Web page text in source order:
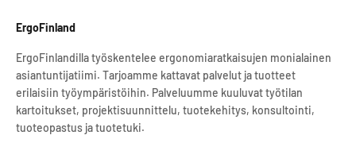
ErgoFinland
ErgoFinlandilla työskentelee ergonomiaratkaisujen monialainen
asiantuntijatiimi. Tarjoamme kattavat palvelut ja tuotteet
erilaisiin työympäristöihin. Palveluumme kuuluvat työtilan
kartoitukset, projektisuunnittelu, tuotekehitys, konsultointi,
tuoteopastus ja tuotetuki.